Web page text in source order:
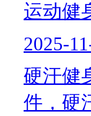
运动健
2025-
硬汗健
件，硬